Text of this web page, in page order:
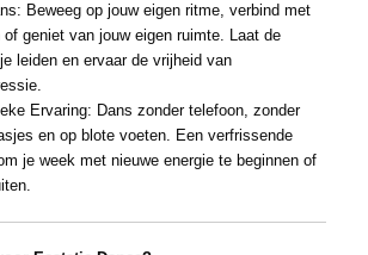
Beweeg op jouw eigen ritme, verbind met
of geniet van jouw eigen ruimte. Laat de
leiden en ervaar de vrijheid van
Ervaring: Dans zonder telefoon, zonder
en op blote voeten. Een verfrissende
je week met nieuwe energie te beginnen of